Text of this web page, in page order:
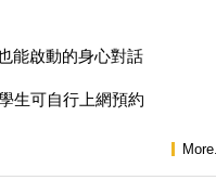
能啟動的身心對話
生可自行上網預約
More..